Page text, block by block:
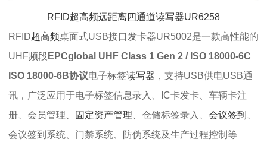
RFID超高频远距离四通道读写器UR6258
RFID超高频桌面式USB接口发卡器UR5002是一款高性能的
UHF频段EPCglobal UHF Class 1 Gen 2 / ISO 18000-6C
ISO 18000-6B协议电子标签读写器 ，支持USB供电USB通
讯，广泛应用于电子标签信息录入、IC卡发卡、车辆卡注
册、会员管理、
固定资产管理 、仓储标签录入、 会议签到
会议签到系统、门禁系统、防伪系统及生产过程控制等